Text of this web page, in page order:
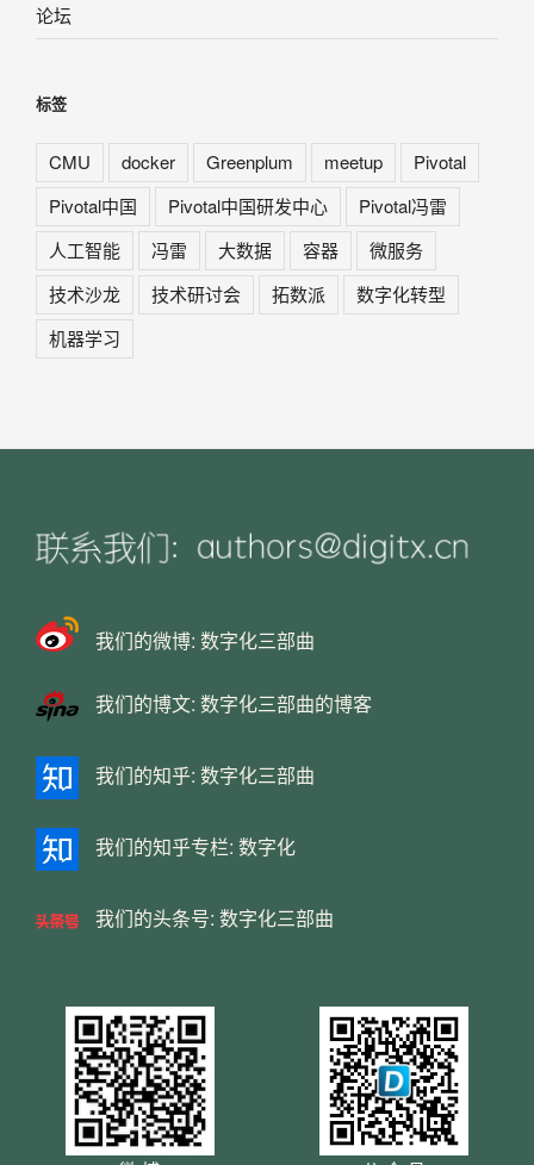
论坛
标签
CMU docker Greenplum meetup
Pivotal
Pivotal中国
Pivotal中国研发中心
Pivotal冯雷
人工智能
冯雷 大数据 容器
微服务
技术沙龙
技术研讨会 拓数派
数字化转型
机器学习
我们的微博: 数字化三部曲
我们的博文: 数字化三部曲的博客
我们的知乎: 数字化三部曲
我们的知乎专栏: 数字化
我们的头条号: 数字化三部曲